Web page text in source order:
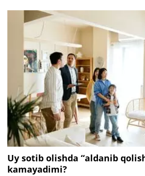
Uy sotib olishda “aldanib
kamayadimi?